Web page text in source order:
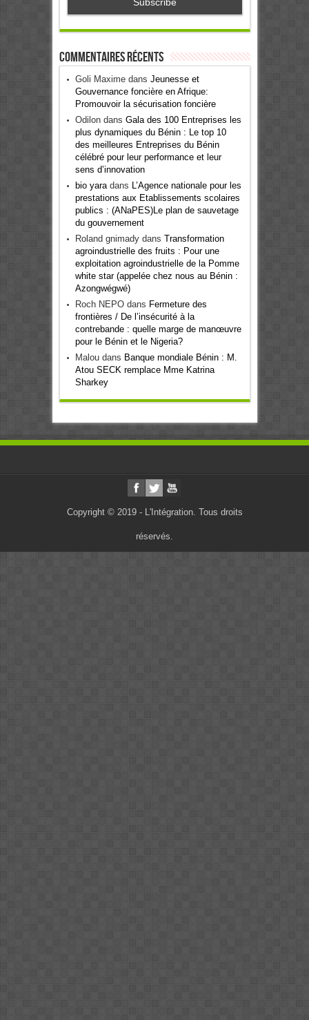
Commentaires récents
Goli Maximedans Jeunesse et
Gouvernance foncière en Afrique:
Promouvoir la sécurisation foncière
Odilondans Gala des 100 Entreprises les
plus dynamiques du Bénin : Le top 10
des meilleures Entreprises du Bénin
célébré pour leur performance et leur
sens d’innovation
bio yaradans L’Agence nationale pour les
prestations aux Etablissements scolaires
publics : (ANaPES)Le plan de sauvetage
du gouvernement
Roland gnimadydans Transformation
agroindustrielle des fruits : Pour une
exploitation agroindustrielle de la Pomme
white star (appelée chez nous au Bénin :
Azongwégwé)
Roch NEPOdans Fermeture des
frontières / De l’insécurité à la
contrebande : quelle marge de manœuvre
pour le Bénin et le Nigeria?
Maloudans Banque mondiale Bénin : M.
Atou SECK remplace Mme Katrina
Sharkey
Copyright © 2019 - L'Intégration. Tous droits
réservés.